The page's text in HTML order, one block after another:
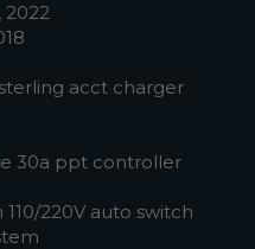
2022
acct charger
30a ppt controller
220V auto switch